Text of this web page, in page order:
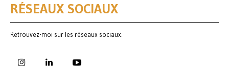
RÉSEAUX SOCIAUX
Retrouvez-moi sur les réseaux sociaux.